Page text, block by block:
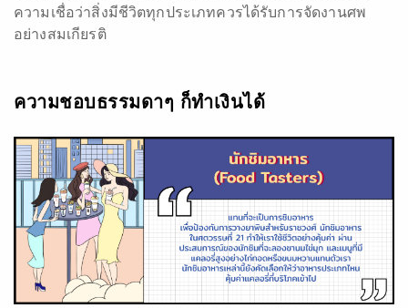
ความเชื่อว่าสิ่งมีชีวิตทุกประเภทควรได้รับการจัดงานศพ
อย่างสมเกียรติ
ความชอบธรรมดาๆ ก็ทำเงินได้